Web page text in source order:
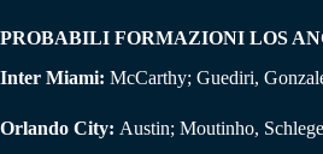
PROBABILI FORMAZIONI LOS
Inter Miami: McCarthy; Guediri,
Orlando City: Austin; Moutinho,